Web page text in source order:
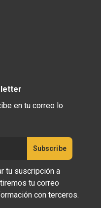
en tu correo lo
tu suscripción a
tu correo
con terceros.